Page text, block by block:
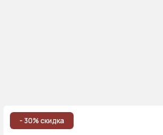
- 30% скидка